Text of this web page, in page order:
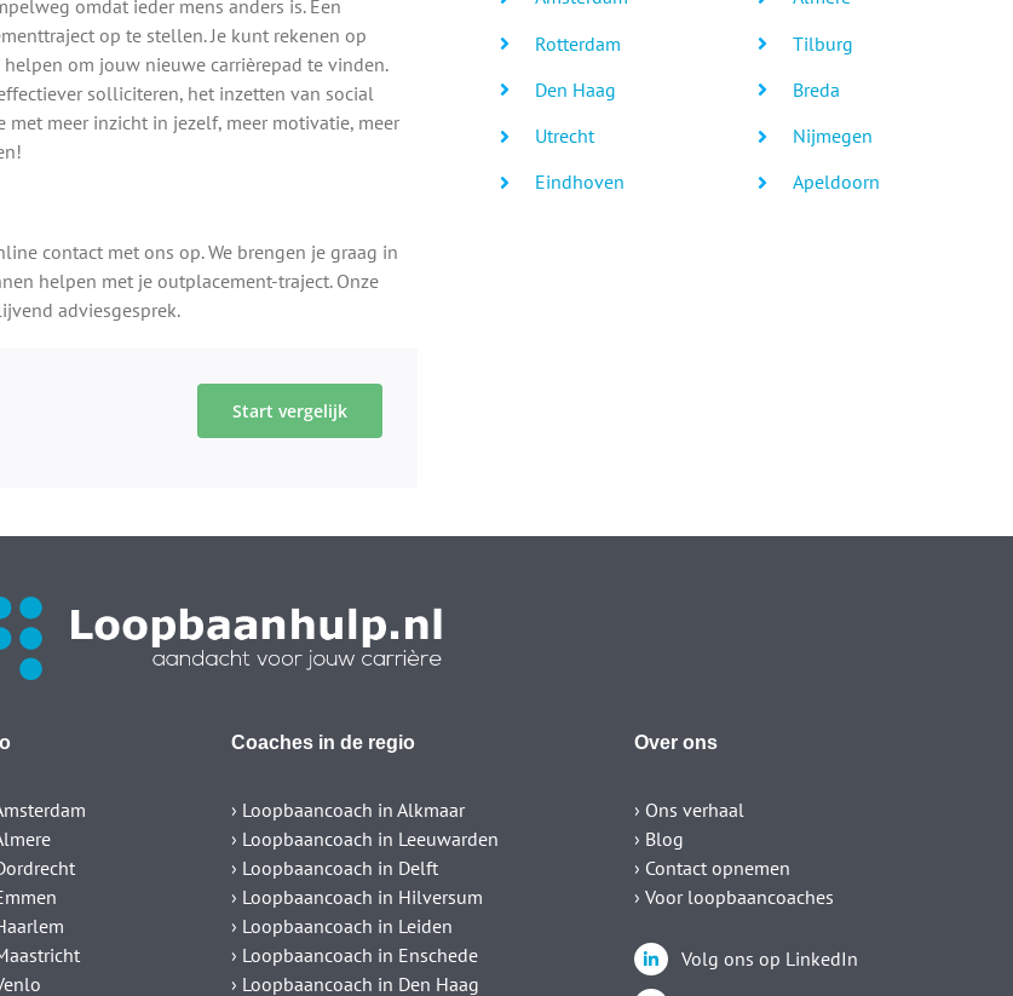
omdat ieder mens anders is. Een
op te stellen. Je kunt rekenen op
om jouw nieuwe carrièrepad te vinden.
solliciteren, het inzetten van social
meer inzicht in jezelf, meer motivatie, meer
contact met ons op. We brengen je graag in
helpen met je outplacement-traject. Onze
adviesgesprek.
Start vergelijk
Rotterdam
Den Haag
Utrecht
Eindhoven
Tilburg
Breda
Nijmegen
Apeldoorn
Coaches in de regio
› Loopbaancoach in Alkmaar
› Loopbaancoach in Leeuwarden
› Loopbaancoach in Delft
› Loopbaancoach in Hilversum
› Loopbaancoach in Leiden
› Loopbaancoach in Enschede
› Loopbaancoach in Den Haag
Over ons
› Ons verhaal
› Blog
› Contact opnemen
› Voor loopbaancoaches
Volg ons op LinkedIn